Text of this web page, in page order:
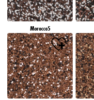
Morocco5